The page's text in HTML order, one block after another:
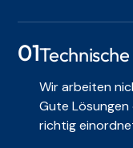
01
Wir arbeiten
Gute
richtig